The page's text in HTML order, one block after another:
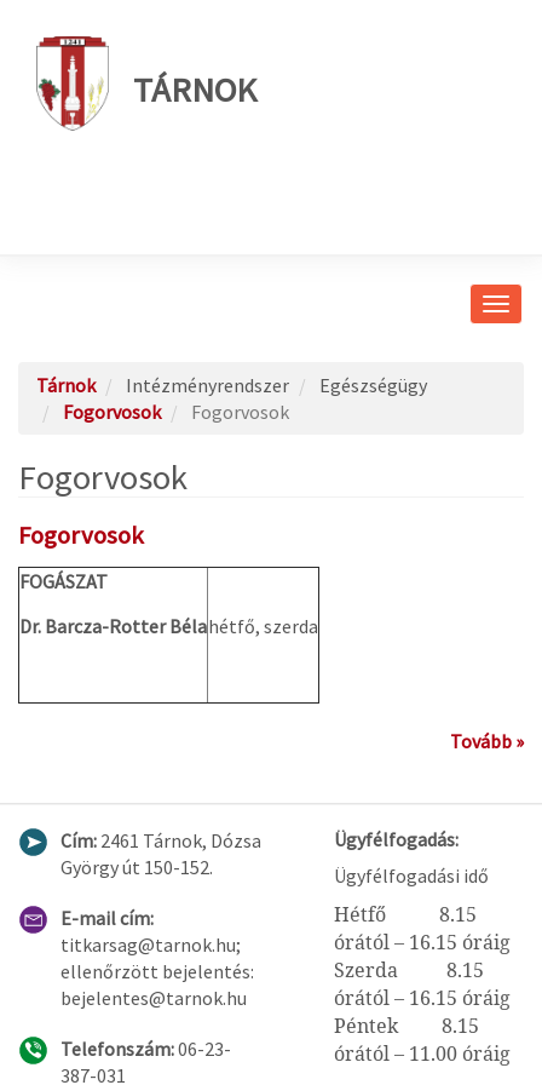
TÁRNOK
Tárnok Intézményrendszer
Egészségügy
Fogorvosok
Fogorvosok
Fogorvosok
Fogorvosok
FOGÁSZAT
Dr. Barcza-Rotter Bélahétfő, szerda
Tovább »
Cím: 2461 Tárnok, Dózsa
György út 150-152.
E-mail cím:
titkarsag@tarnok.hu;
ellenőrzött bejelentés:
bejelentes@tarnok.hu
Telefonszám:06-23-
387-031
Ügyfélfogadás:
Ügyfélfogadási idő
Hétfő 8.15
órától – 16.15 óráig
Szerda 8.15
órától – 16.15 óráig
Péntek 8.15
órától – 11.00 óráig